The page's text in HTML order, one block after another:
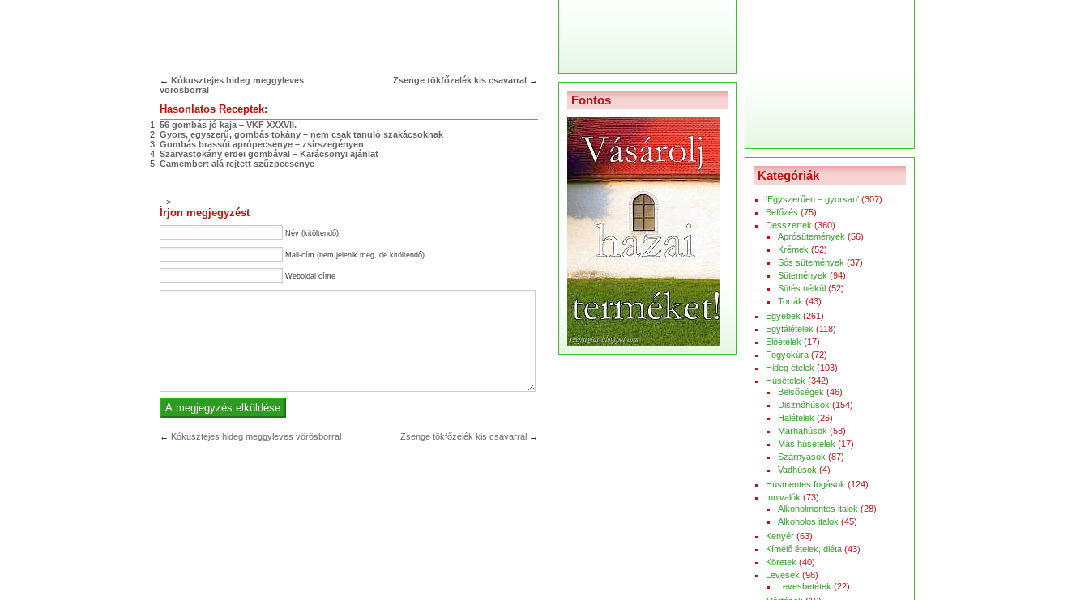
← Kókusztejes hideg meggyleves
vörösborral
Zsenge tökfőzelék kis csavarral →
Hasonlatos Receptek:
56 gombás jó kaja – VKF XXXVII.
Gyors, egyszerű, gombás tokány – nem csak tanuló szakácsoknak
Gombás brassói aprópecsenye – zsírszegényen
Szarvastokány erdei gombával – Karácsonyi ajánlat
Camembert alá rejtett szűzpecsenye
-->
Írjon megjegyzést
Név (kitöltendő)
Mail-cím (nem jelenik meg, de kitöltendő)
Weboldal címe
← Kókusztejes hideg meggyleves vörösborral Zsenge tökfőzelék kis csavarral →
Fontos
Kategóriák
'Egyszerűen – gyorsan' (307)
Befőzés (75)
Desszertek (360)
Aprósütemények (56)
Krémek (52)
Sós sütemények (37)
Sütemények (94)
Sütés nélkül (52)
Torták (43)
Egyebek (261)
Egytálételek (118)
Előételek (17)
Fogyókúra (72)
Hideg ételek (103)
Húsételek (342)
Belsőségek (46)
Disznóhúsok (154)
Halételek (26)
Marhahúsok (58)
Más húsételek (17)
Szárnyasok (87)
Vadhúsok (4)
Húsmentes fogások (124)
Innivalók (73)
Alkoholmentes italok (28)
Alkoholos italok (45)
Kenyér (63)
Kímélő ételek, diéta (43)
Köretek (40)
Levesek (98)
Levesbetétek (22)